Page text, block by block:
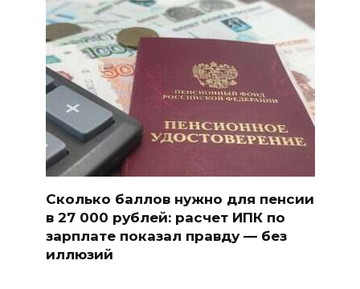
Сколько баллов нужно для пенсии
в 27 000 рублей: расчет ИПК по
зарплате показал правду — без
иллюзий